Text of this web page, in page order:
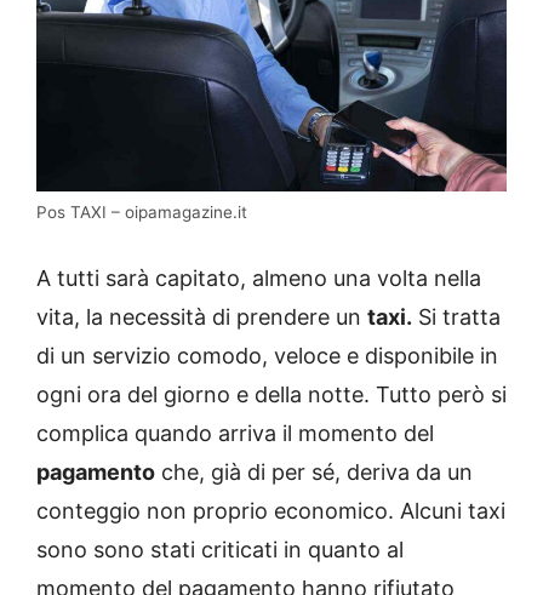
Pos TAXI – oipamagazine.it
A tutti sarà capitato, almeno una volta nella
vita, la necessità di prendere un taxi. Si tratta
di un servizio comodo, veloce e disponibile in
ogni ora del giorno e della notte. Tutto però si
complica quando arriva il momento del
pagamento che, già di per sé, deriva da un
conteggio non proprio economico. Alcuni taxi
sono sono stati criticati in quanto al
momento del pagamento hanno rifiutato